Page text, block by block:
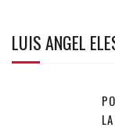
LUIS ANGEL